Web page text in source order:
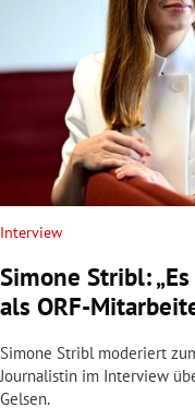
Untermenü
Untermenü
Untermenü
Untermenü
Untermenü
Untermenü
Interview
Simone Stribl:
als ORF-
Simone Stribl moderiert
Journalistin im Interview
Gelsen.